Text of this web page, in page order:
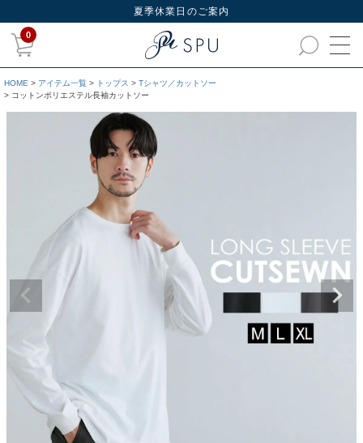
夏季休業日のご案内
0
HOME アイテム一覧 トップス
Tシャツ／カットソー
コットンポリエステル長袖カットソー